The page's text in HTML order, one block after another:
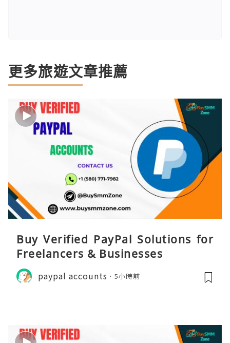
更多旅遊文章推薦
Buy Verified PayPal Solutions for
Freelancers & Businesses
paypal accounts 5小時前